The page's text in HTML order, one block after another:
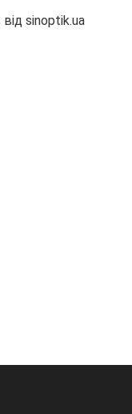
sinoptik.ua